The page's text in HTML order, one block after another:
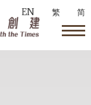
EN 繁 简